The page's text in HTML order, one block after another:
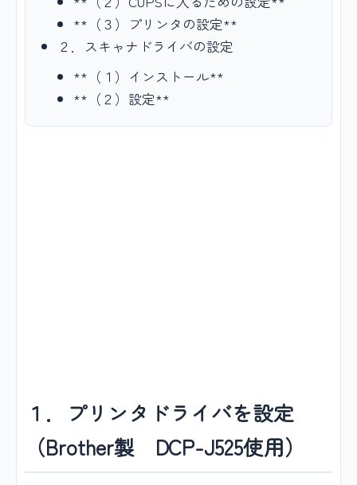
**（３）プリンタの設定**
２．スキャナドライバの設定
**（１）インストール**
**（２）設定**
１．プリンタドライバを設定
（Brother製 DCP-J525使用）